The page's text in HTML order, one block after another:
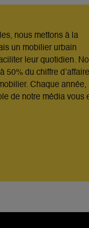
nous mettons à la
un mobilier urbain
leur quotidien.
50% du chiffre
Chaque année,
de notre média vous